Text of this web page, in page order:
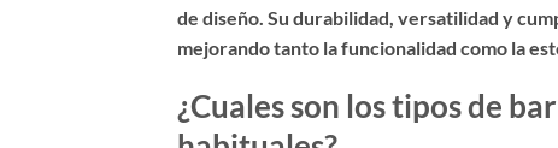
de diseño. Su durabilidad, versatilidad y
mejorando tanto la funcionalidad como la
¿Cuales son los tipos de